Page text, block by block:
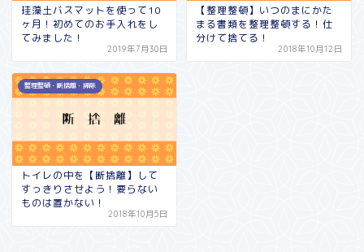
珪藻土バスマットを使って10
ヶ月！初めてのお手入れをし
てみました！
2019年7月30日
【整理整頓】いつのまにかた
まる書類を整理整頓する！仕
分けて捨てる！
2018年10月12日
整理整頓・断捨離・掃除
トイレの中を【断捨離】して
すっきりさせよう！要らない
ものは置かない！
2018年10月5日